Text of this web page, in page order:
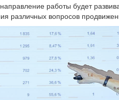
работы будет
различных вопросов